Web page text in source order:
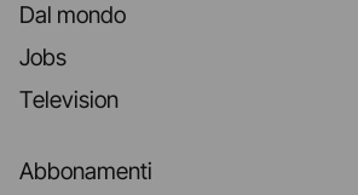
Dal mondo
Jobs
Television
Abbonamenti